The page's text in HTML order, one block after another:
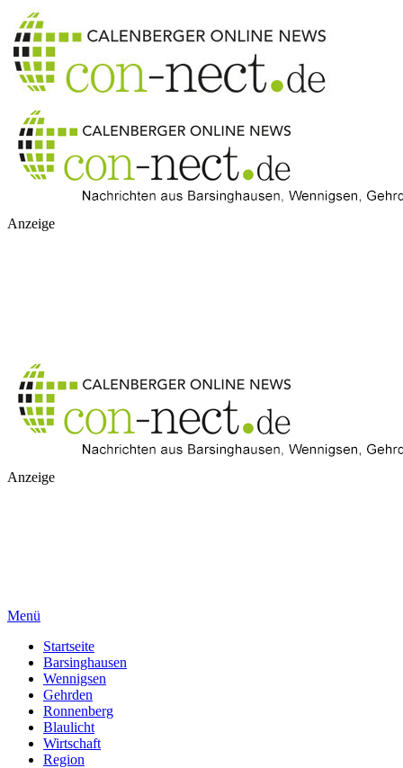
Anzeige
Anzeige
Menü
Startseite
Barsinghausen
Wennigsen
Gehrden
Ronnenberg
Blaulicht
Wirtschaft
Region